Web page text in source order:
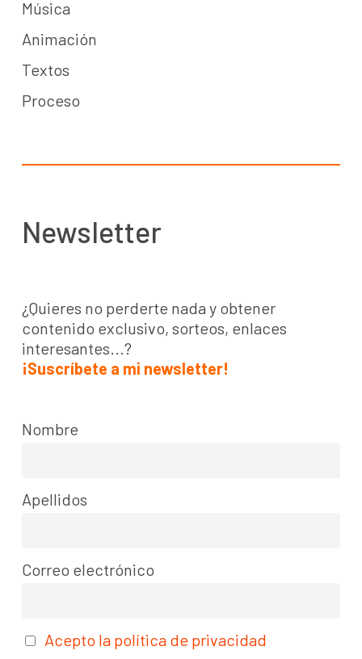
Música
Animación
Textos
Proceso
Newsletter
¿Quieres no perderte nada y obtener
contenido exclusivo, sorteos, enlaces
interesantes...?
¡Suscríbete a mi newsletter!
Nombre
Apellidos
Correo electrónico
Acepto la política de privacidad